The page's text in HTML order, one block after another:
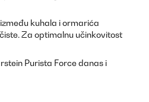
kuhala i ormarića
Za optimalnu učinkovitost
Purista Force danas i